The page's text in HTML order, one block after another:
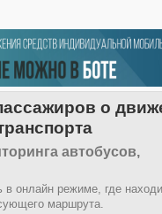
о
автобусов,
онлайн режиме, где
маршрута.